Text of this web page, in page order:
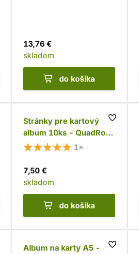
13,76 €
skladom
do košíka
Stránky pre kartový
album 10ks - QuadRow
24 pocket
1×
7,50 €
skladom
do košíka
Album na karty A5 -